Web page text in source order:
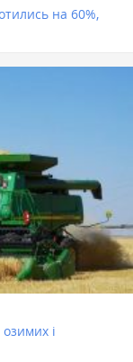
на 60%,
і